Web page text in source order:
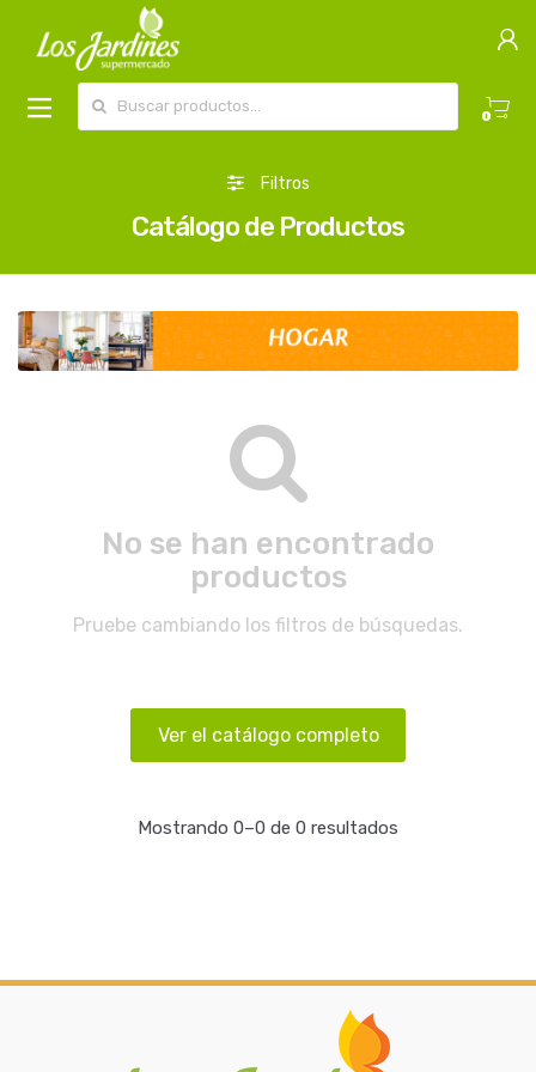
0
Filtros
Catálogo de Productos
No se han encontrado
productos
Pruebe cambiando los filtros de búsquedas.
Ver el catálogo completo
Mostrando 0–0 de 0 resultados